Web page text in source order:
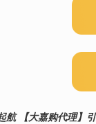
航 【大嘉购代理】